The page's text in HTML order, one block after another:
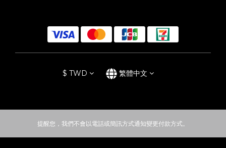
$ TWD 繁體中文
提醒您，我們不會以電話或簡訊方式通知變更付款方式。